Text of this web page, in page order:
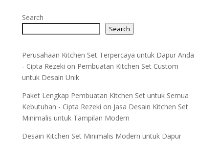
Search
Search
Perusahaan Kitchen Set Terpercaya untuk Dapur Anda
- Cipta Rezeki on Pembuatan Kitchen Set Custom
untuk Desain Unik
Paket Lengkap Pembuatan Kitchen Set untuk Semua
Kebutuhan - Cipta Rezeki on Jasa Desain Kitchen Set
Minimalis untuk Tampilan Modern
Desain Kitchen Set Minimalis Modern untuk Dapur